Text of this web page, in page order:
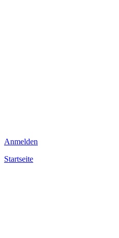
Anmelden
Startseite